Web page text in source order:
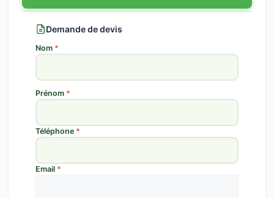
Demande de devis
Nom *
Prénom *
Téléphone *
Email *